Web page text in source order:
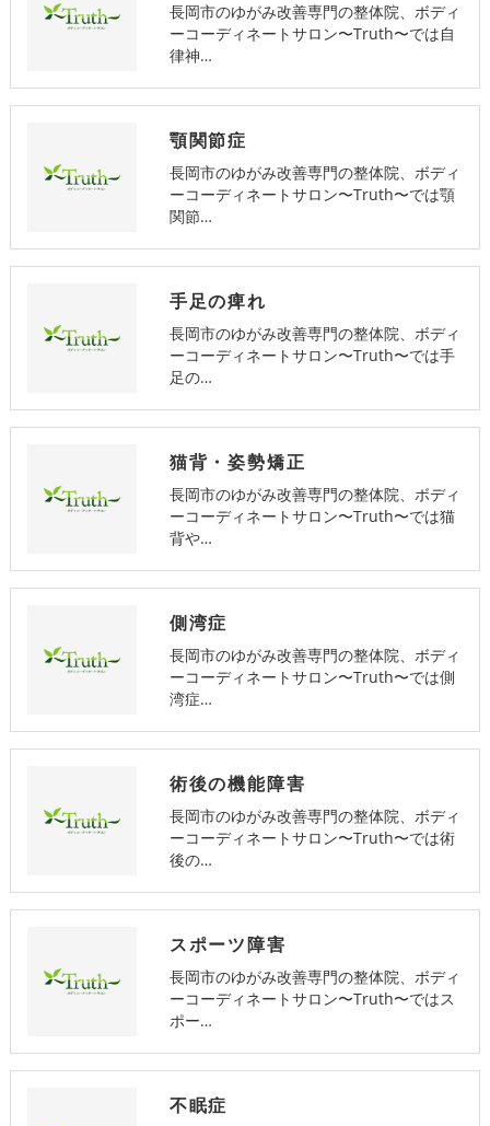
長岡市のゆがみ改善専門の整体院、ボディ
ーコーディネートサロン〜Truth〜では自
律神…
顎関節症
長岡市のゆがみ改善専門の整体院、ボディ
ーコーディネートサロン〜Truth〜では顎
関節…
手足の痺れ
長岡市のゆがみ改善専門の整体院、ボディ
ーコーディネートサロン〜Truth〜では手
足の…
猫背・姿勢矯正
長岡市のゆがみ改善専門の整体院、ボディ
ーコーディネートサロン〜Truth〜では猫
背や…
側湾症
長岡市のゆがみ改善専門の整体院、ボディ
ーコーディネートサロン〜Truth〜では側
湾症…
術後の機能障害
長岡市のゆがみ改善専門の整体院、ボディ
ーコーディネートサロン〜Truth〜では術
後の…
スポーツ障害
長岡市のゆがみ改善専門の整体院、ボディ
ーコーディネートサロン〜Truth〜ではス
ポー…
不眠症